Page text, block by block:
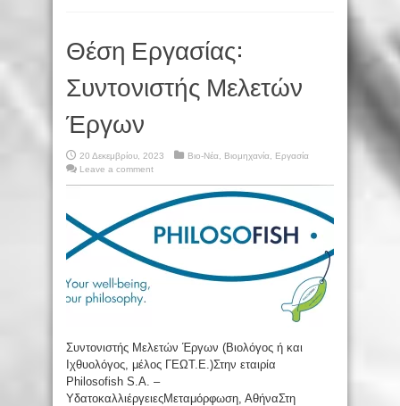
Θέση Εργασίας:
Συντονιστής Μελετών
Έργων
20 Δεκεμβρίου, 2023 Βιο-Νέα Βιομηχανία
Εργασία
Leave a comment
Συντονιστής Μελετών Έργων (Βιολόγος ή και
Ιχθυολόγος, μέλος ΓΕΩΤ.Ε.)Στην εταιρία
Philosofish S.A. –
ΥδατοκαλλιέργειεςΜεταμόρφωση, ΑθήναΣτη